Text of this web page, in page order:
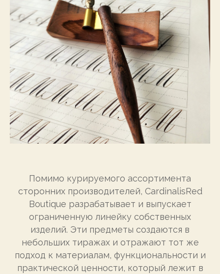
Помимо курируемого ассортимента
сторонних производителей, CardinalisRed
Boutique разрабатывает и выпускает
ограниченную линейку собственных
изделий. Эти предметы создаются в
небольших тиражах и отражают тот же
подход к материалам, функциональности и
практической ценности, который лежит в